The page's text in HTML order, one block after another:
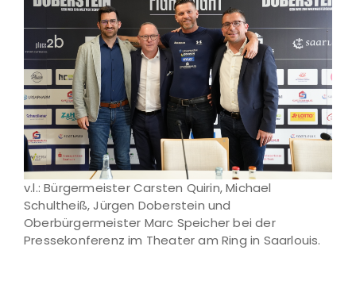
v.l.: Bürgermeister Carsten Quirin, Michael
Schultheiß, Jürgen Doberstein und
Oberbürgermeister Marc Speicher bei der
Pressekonferenz im Theater am Ring in Saarlouis.